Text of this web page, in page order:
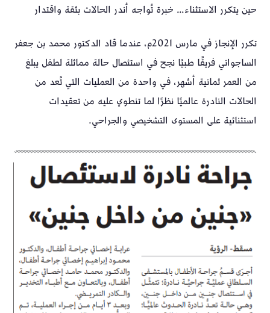
حين يتكرر الاستثناء… خبرة تُواجه أندر الحالات بثقة واقتدار
تكرر الإنجاز في مارس 2021م، عندما قاد الدكتور محمد بن جعفر
الساجواني فريقًا طبيًا نجح في استئصال حالة مماثلة لطفل يبلغ
من العمر ثمانية أشهر، في واحدة من العمليات التي تُعد من
الحالات النادرة عالميًا نظرًا لما تنطوي عليه من تعقيدات
استثنائية على المستوى التشخيصي والجراحي.